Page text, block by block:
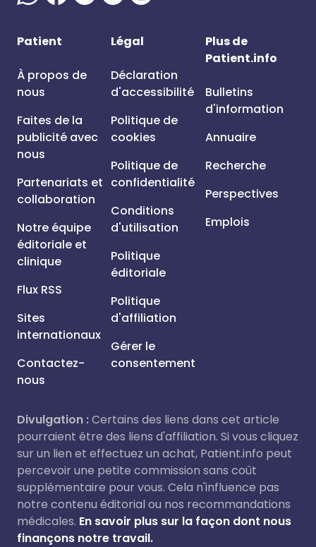
Patient
À propos de
nous
Faites de la
publicité avec
nous
Partenariats et
collaboration
Notre équipe
éditoriale et
clinique
Flux RSS
Sites
internationaux
Contactez-
nous
Légal
Déclaration
d'accessibilité
Politique de
cookies
Politique de
confidentialité
Conditions
d'utilisation
Politique
éditoriale
Politique
d'affiliation
Gérer le
consentement
Plus de
Patient.info
Bulletins
d'information
Annuaire
Recherche
Perspectives
Emplois
Divulgation :Certains des liens dans cet article
pourraient être des liens d'affiliation. Si vous cliquez
sur un lien et effectuez un achat, Patient.info peut
percevoir une petite commission sans coût
supplémentaire pour vous. Cela n'influence pas
notre contenu éditorial ou nos recommandations
médicales. En savoir plus sur la façon dont nous
finançons notre travail.